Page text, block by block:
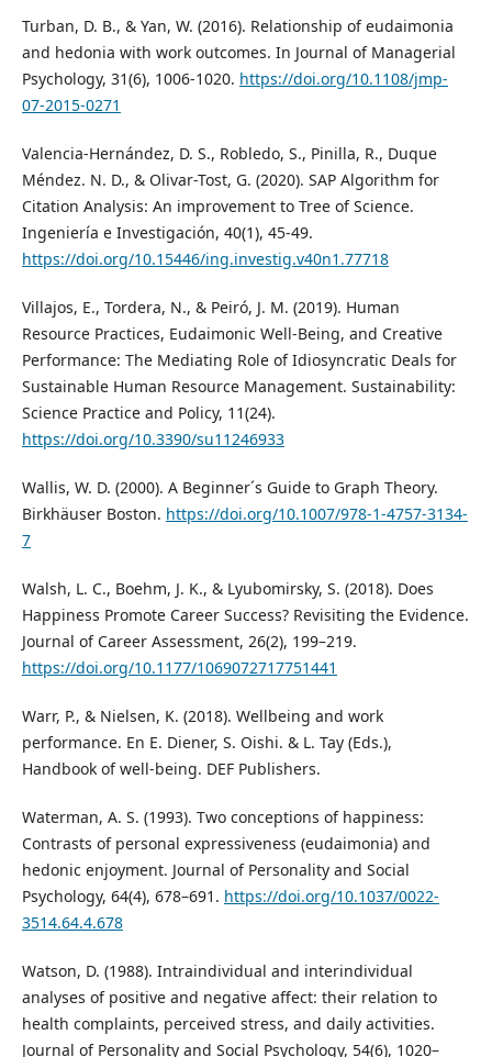
Turban, D. B., & Yan, W. (2016). Relationship of eudaimonia
and hedonia with work outcomes. In Journal of Managerial
Psychology, 31(6), 1006-1020. https://doi.org/10.1108/jmp-
07-2015-0271
Valencia-Hernández, D. S., Robledo, S., Pinilla, R., Duque
Méndez. N. D., & Olivar-Tost, G. (2020). SAP Algorithm for
Citation Analysis: An improvement to Tree of Science.
Ingeniería e Investigación, 40(1), 45-49.
https://doi.org/10.15446/ing.investig.v40n1.77718
Villajos, E., Tordera, N., & Peiró, J. M. (2019). Human
Resource Practices, Eudaimonic Well-Being, and Creative
Performance: The Mediating Role of Idiosyncratic Deals for
Sustainable Human Resource Management. Sustainability:
Science Practice and Policy, 11(24).
https://doi.org/10.3390/su11246933
Wallis, W. D. (2000). A Beginner´s Guide to Graph Theory.
Birkhäuser Boston. https://doi.org/10.1007/978-1-4757-3134-
7
Walsh, L. C., Boehm, J. K., & Lyubomirsky, S. (2018). Does
Happiness Promote Career Success? Revisiting the Evidence.
Journal of Career Assessment, 26(2), 199–219.
https://doi.org/10.1177/1069072717751441
Warr, P., & Nielsen, K. (2018). Wellbeing and work
performance. En E. Diener, S. Oishi. & L. Tay (Eds.),
Handbook of well-being. DEF Publishers.
Waterman, A. S. (1993). Two conceptions of happiness:
Contrasts of personal expressiveness (eudaimonia) and
hedonic enjoyment. Journal of Personality and Social
Psychology, 64(4), 678–691. https://doi.org/10.1037/0022-
3514.64.4.678
Watson, D. (1988). Intraindividual and interindividual
analyses of positive and negative affect: their relation to
health complaints, perceived stress, and daily activities.
Journal of Personality and Social Psychology, 54(6), 1020–